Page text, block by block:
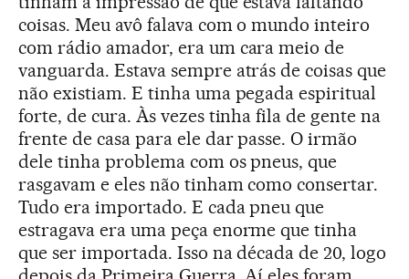
coisas. Meu avô falava com o mundo inteiro
com rádio amador, era um cara meio de
vanguarda. Estava sempre atrás de coisas que
não existiam. E tinha uma pegada espiritual
forte, de cura. Às vezes tinha fila de gente na
frente de casa para ele dar passe. O irmão
dele tinha problema com os pneus, que
rasgavam e eles não tinham como consertar.
Tudo era importado. E cada pneu que
estragava era uma peça enorme que tinha
que ser importada. Isso na década de 20, logo